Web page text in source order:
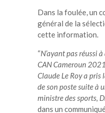
Dans la foulée, un
général de la
cette information.
“N’ayant pas réussi
CAN Cameroun
Claude Le Roy a pris
de son poste suite à
ministre des sports,
dans un